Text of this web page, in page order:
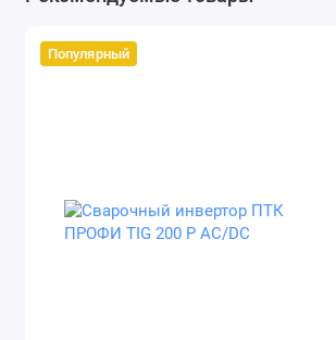
Популярный